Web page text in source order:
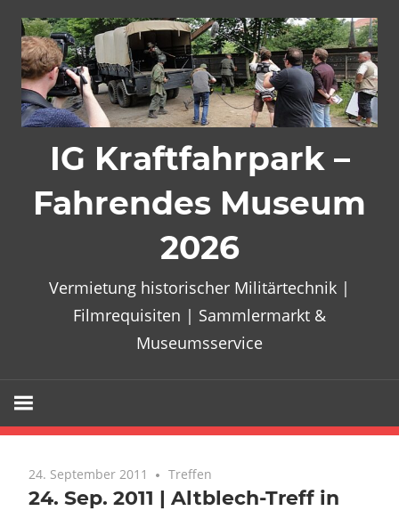
Inhalt
springen
IG Kraftfahrpark –
Fahrendes Museum
2026
Vermietung historischer Militärtechnik |
Filmrequisiten | Sammlermarkt &
Museumsservice
24. September 2011 Treffen
24. Sep. 2011 | Altblech-Treff in